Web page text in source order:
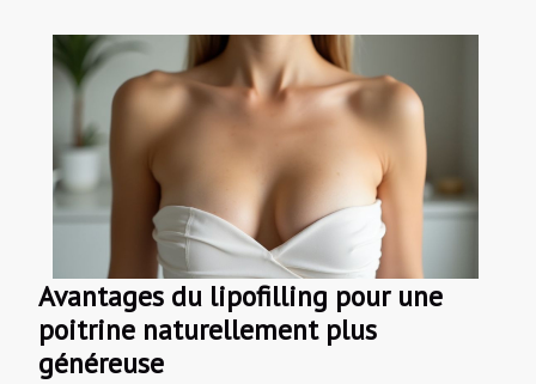
Avantages du lipofilling pour une
poitrine naturellement plus
généreuse